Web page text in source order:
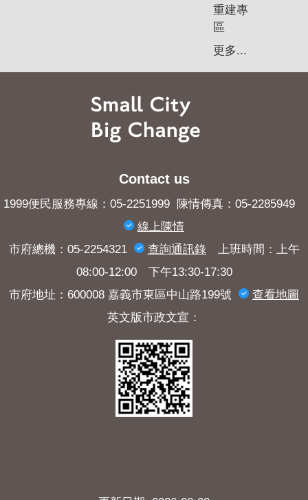
重建專
區
更多...
Contact us
1999便民服務專線：05-2251999 陳情傳真：05-2285949
線上陳情
市府總機：05-2254321
查詢​通訊錄上班時間：上午
08:00-12:00 下午13:30-17:30
市府地址：600008 嘉義市東區中山路199號
查看地圖
英文版市政文宣：